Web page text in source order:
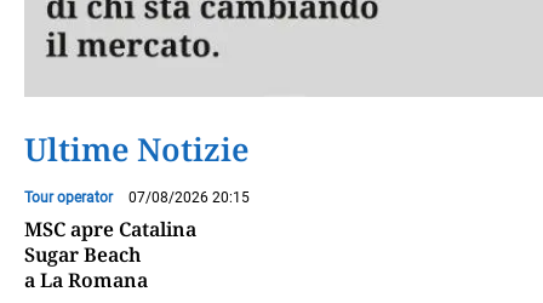
Ultime Notizie
Tour operator 07/08/2026 20:15
MSC apre Catalina
Sugar Beach
a La Romana